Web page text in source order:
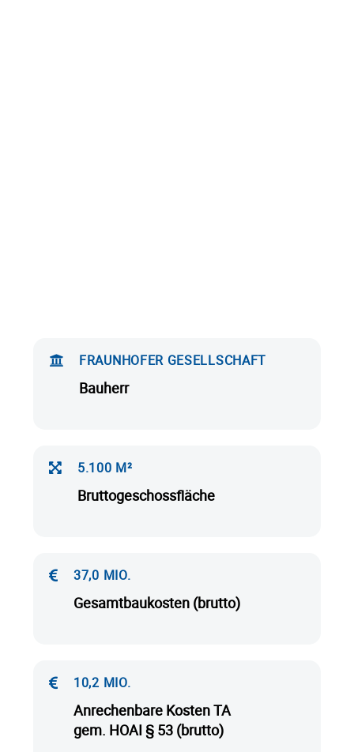
FRAUNHOFER GESELLSCHAFT
Bauherr
5.100 M²
Bruttogeschossfläche
37,0 MIO.
Gesamtbaukosten (brutto)
10,2 MIO.
Anrechenbare Kosten TA
gem. HOAI § 53 (brutto)